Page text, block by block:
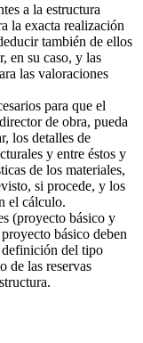
a la estructura
la exacta realización
también de ellos
en su caso, y las
las valoraciones
para que el
de obra, pueda
los detalles de
y entre éstos y
de los materiales,
si procede, y los
el cálculo.
(proyecto básico y
básico deben
definición del tipo
de las reservas